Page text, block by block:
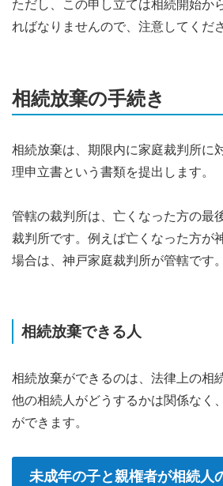
ただし、この申し立ては相続開始か
ればなりませんので、注意してくだ
相続放棄の手続き
相続放棄は、期限内に家庭裁判所に
理申立書という書類を提出します。
管轄の裁判所は、亡くなった方の最
裁判所です。例えば亡くなった方が
場合は、神戸家庭裁判所が管轄です。
相続放棄できる人
相続放棄ができるのは、法律上の相
他の相続人がどうするかは関係なく
ができます。
未成年の子と親権者が相続人